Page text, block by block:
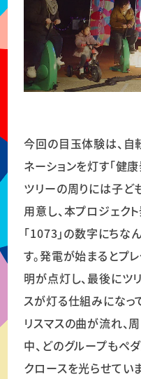
今回の目玉体験は、自
ネーションを灯す「健
ツリーの周りには子ど
用意し、本プロジェク
「1073」の数字にち
す。発電が始まるとプ
明が点灯し、最後にツ
スが灯る仕組みになっ
リスマスの曲が流れ、
中、どのグループもペ
クロースを光らせてい